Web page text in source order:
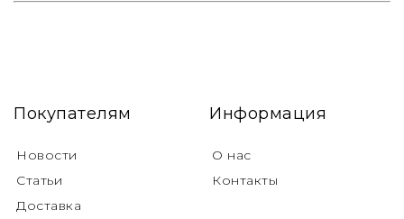
Покупателям
Новости
Статьи
Доставка
Информация
О нас
Контакты